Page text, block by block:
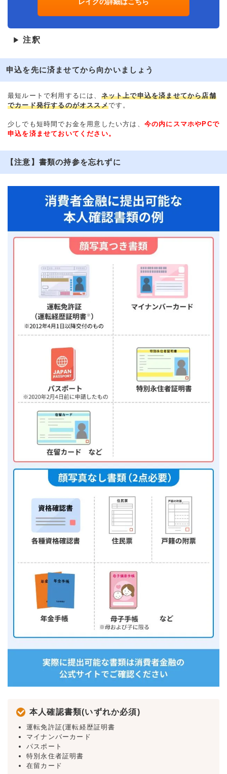
▶ 注釈
申込を先に済ませてから向かいましょう
最短ルートで利用するには、 ネット上で申込を済ませてから店舗
でカード発行するのがオススメです。
少しでも短時間でお金を用意したい方は、 今の内にスマホやPCで
申込を済ませておいてください。
【注意】書類の持参を忘れずに
本人確認書類(いずれか必須)
運転免許証(運転経歴証明書
マイナンバーカード
パスポート
特別永住者証明書
在留カード